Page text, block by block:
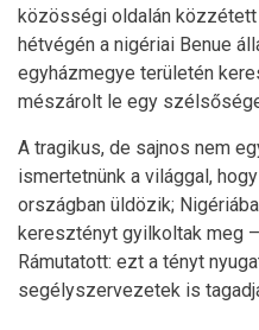
közösségi oldalán
hétvégén a nigériai Benue
egyházmegye területén
mészárolt le egy
A tragikus, de sajnos nem
ismertetnünk a világgal,
országban üldözik;
keresztényt gyilkoltak meg
Rámutatott: ezt a tényt
segélyszervezetek is